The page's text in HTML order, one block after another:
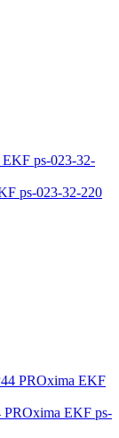
ps-023-32-220
EKF ps-